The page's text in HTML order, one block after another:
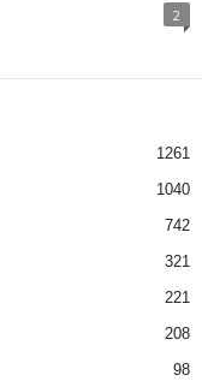
2
1261
1040
742
321
221
208
98